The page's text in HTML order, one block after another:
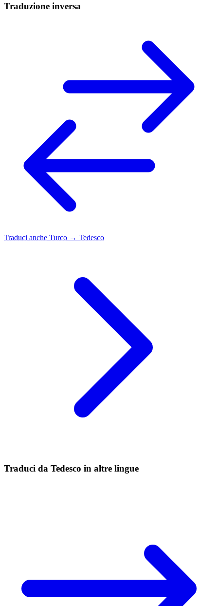
Traduzione inversa
Traduci anche Turco → Tedesco
Traduci da Tedesco in altre lingue